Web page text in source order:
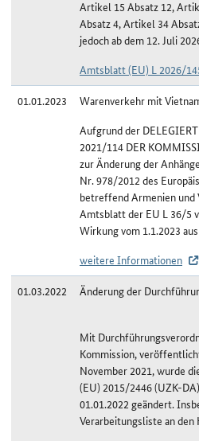
Artikel 15 Absatz 12,
Absatz 4, Artikel 34
jedoch ab dem 12. Juli
Amtsblatt (EU) L 2026/
01.01.2023
Warenverkehr mit
Aufgrund der
2021/114 DER
zur Änderung der
Nr. 978/2012 des
betreffend Armenien
Amtsblatt der EU L 36/5
Wirkung vom 1.1.2023
weitere Informationen
01.03.2022
Änderung der
Mit
Kommission,
November 2021, wurde
(EU) 2015/2446 (UZK-
01.01.2022 geändert.
Verarbeitungsliste an den